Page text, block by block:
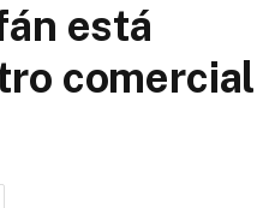
está
comercial